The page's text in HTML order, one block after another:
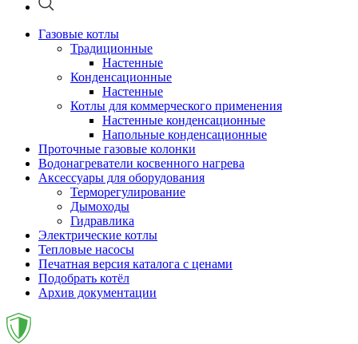
Газовые котлы
Традиционные
Настенные
Конденсационные
Настенные
Котлы для коммерческого применения
Настенные конденсационные
Напольные конденсационные
Проточные газовые колонки
Водонагреватели косвенного нагрева
Аксессуары для оборудования
Терморегулирование
Дымоходы
Гидравлика
Электрические котлы
Тепловые насосы
Печатная версия каталога с ценами
Подобрать котёл
Архив документации